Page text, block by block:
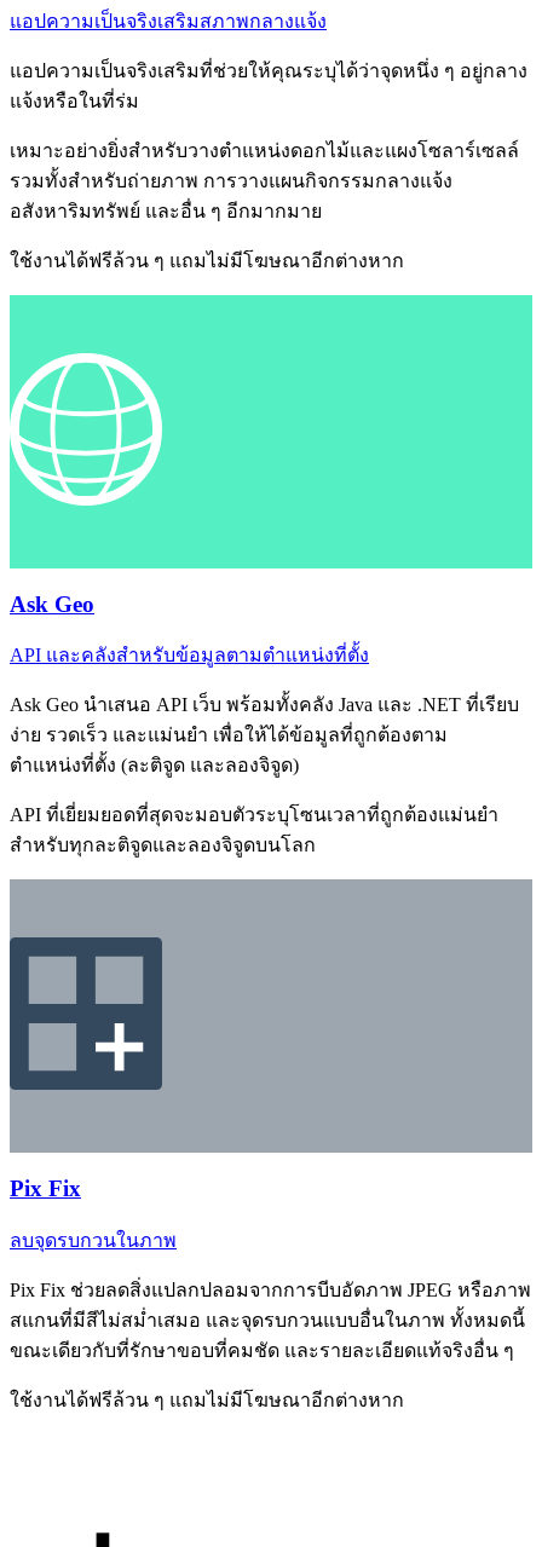
แอปความเป็นจริงเสริมสภาพกลางแจ้ง
แอปความเป็นจริงเสริมที่ช่วยให้คุณระบุได้ว่าจุดหนึ่ง ๆ อยู่กลาง
แจ้งหรือในที่ร่ม
เหมาะอย่างยิ่งสำหรับวางตำแหน่งดอกไม้และแผงโซลาร์เซลล์
รวมทั้งสำหรับถ่ายภาพ การวางแผนกิจกรรมกลางแจ้ง
อสังหาริมทรัพย์ และอื่น ๆ อีกมากมาย
ใช้งานได้ฟรีล้วน ๆ แถมไม่มีโฆษณาอีกต่างหาก
Ask Geo
API และคลังสำหรับข้อมูลตามตำแหน่งที่ตั้ง
Ask Geo นำเสนอ API เว็บ พร้อมทั้งคลัง Java และ .NET ที่เรียบ
ง่าย รวดเร็ว และแม่นยำ เพื่อให้ได้ข้อมูลที่ถูกต้องตาม
ตำแหน่งที่ตั้ง (ละติจูด และลองจิจูด)
API ที่เยี่ยมยอดที่สุดจะมอบตัวระบุโซนเวลาที่ถูกต้องแม่นยำ
สำหรับทุกละติจูดและลองจิจูดบนโลก
Pix Fix
ลบจุดรบกวนในภาพ
Pix Fix ช่วยลดสิ่งแปลกปลอมจากการบีบอัดภาพ JPEG หรือภาพ
สแกนที่มีสีไม่สม่ำเสมอ และจุดรบกวนแบบอื่นในภาพ ทั้งหมดนี้
ขณะเดียวกับที่รักษาขอบที่คมชัด และรายละเอียดแท้จริงอื่น ๆ
ใช้งานได้ฟรีล้วน ๆ แถมไม่มีโฆษณาอีกต่างหาก